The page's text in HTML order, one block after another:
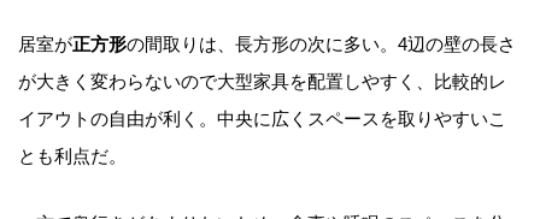
居室が正方形の間取りは、長方形の次に多い。4辺の壁の長さ
が大きく変わらないので大型家具を配置しやすく、比較的レ
イアウトの自由が利く。中央に広くスペースを取りやすいこ
とも利点だ。